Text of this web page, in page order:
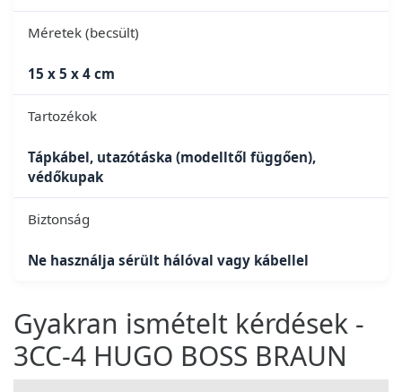
Méretek (becsült)
15 x 5 x 4 cm
Tartozékok
Tápkábel, utazótáska (modelltől függően),
védőkupak
Biztonság
Ne használja sérült hálóval vagy kábellel
Gyakran ismételt kérdések -
3CC-4 HUGO BOSS BRAUN